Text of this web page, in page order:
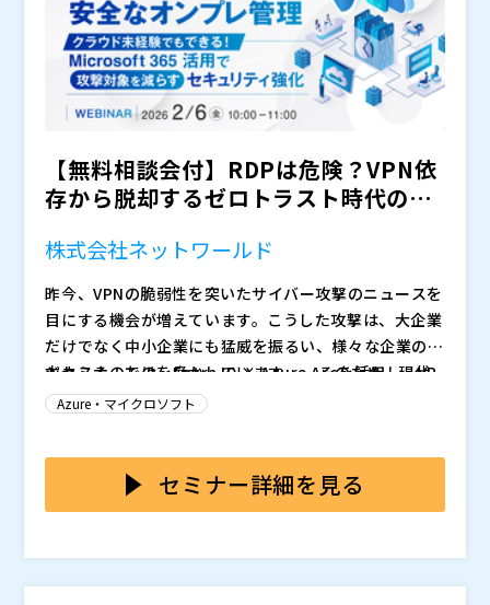
藤 諭史
株式会社ランドコンピュータ
ビジネス基盤事業本部 東日本インフラ事業部
クラウドビジネス室 松岡 智也
※プログラムは、予告なく変更する場合がございます。
・・・
株式会社ランドコンピュータ（ ）
株式会社オープンソース活用研究所（
マジセミ株式会社（ ）
れる可能性があります。
【無料相談会付】RDPは危険？VPN依
存から脱却するゼロトラスト時代の安
株式会社ネットワールド
昨今、VPNの脆弱性を突いたサイバー攻撃のニュースを
目にする機会が増えています。こうした攻撃は、大企業
だけでなく中小企業にも猛威を振るい、様々な企業のビ
ジネスそのものを脅かしています。 そのため、現代
に合わせたセキュリティ対応を行う必要があります。
とAzure Arcの組み合わせでVPN依存から脱却し、より
強固なセキュリティ基盤を構築する選択肢があります。
本セミナーでは、Entra ID × Azure Arcを活用し、VP
Nを使わないオンプレミス管理を実現する方法と、ゼロ
ただいた方は特別に、インフラのプロに相談できる無料
相談会をご利用いただけます。
たい。対応方法を聞いてみたい、そんな方には必見で
す。 ぜひご参加ください！
申込みは） ※同一の内容となります。ご
都合のよい日程をお選びください。
Azure・マイクロソフト
セミナー詳細を見る